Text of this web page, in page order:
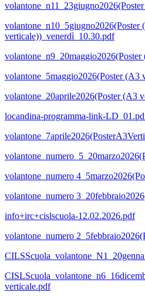
volantone_n10_5giugno2026(Poster
verticale))_venerdì_10.30.pdf
volantone_5maggio2026(Poster (A3
volantone_20aprile2026(Poster (A3
locandina-programma-link-
volantone_numero
volantone_numero
info+irc+cislscuola-12.02.2026.pdf
volantone_numero
verticale.pdf